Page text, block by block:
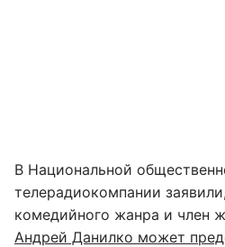
В Национальной
телерадиокомпании
комедийного жанра и член
Андрей Данилко может